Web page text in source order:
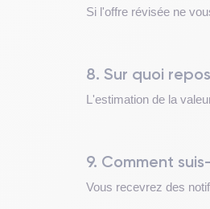
Si l'offre révisée ne
8. Sur quoi
L'estimation de la
9. Comment
Vous recevrez des